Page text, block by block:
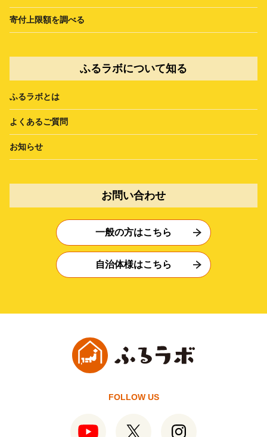
寄付上限額を調べる
ふるラボについて知る
ふるラボとは
よくあるご質問
お知らせ
お問い合わせ
一般の方はこちら
自治体様はこちら
FOLLOW US